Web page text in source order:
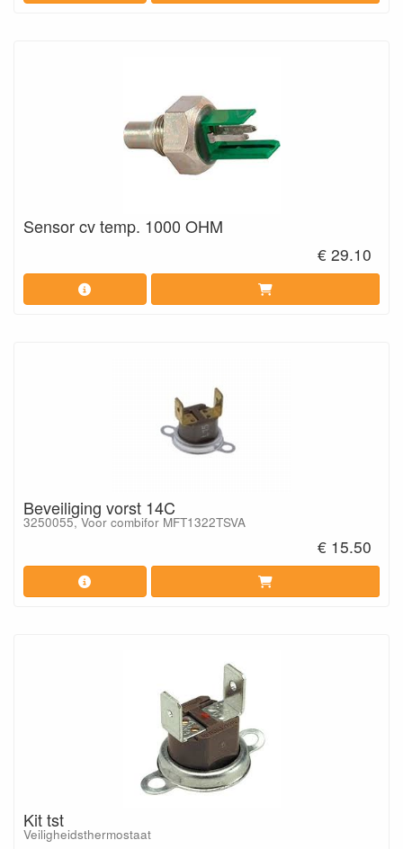
Sensor cv temp. 1000 OHM
€ 29.10
Beveiliging vorst 14C
3250055, Voor combifor MFT1322TSVA
€ 15.50
Kit tst
Veiligheidsthermostaat